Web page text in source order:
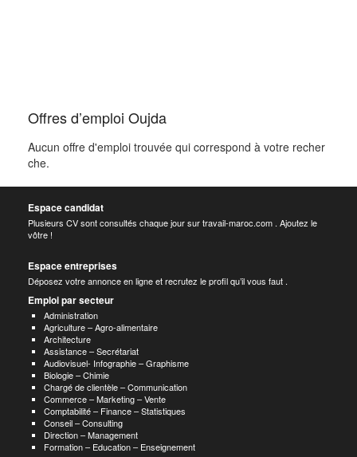
Offres d’emploi Oujda
Aucun offre d'emploi trouvée qui correspond à votre recher
che.
Espace candidat
Plusieurs CV sont consultés chaque jour sur travail-maroc.com . Ajoutez le
vôtre !
Espace entreprises
Déposez votre annonce en ligne et recrutez le profil qu’il vous faut .
Emploi par secteur
Administration
Agriculture – Agro-alimentaire
Architecture
Assistance – Secrétariat
Audiovisuel- Infographie – Graphisme
Biologie – Chimie
Chargé de clientèle – Communication
Commerce – Marketing – Vente
Comptabilité – Finance – Statistiques
Conseil – Consulting
Direction – Management
Formation – Education – Enseignement